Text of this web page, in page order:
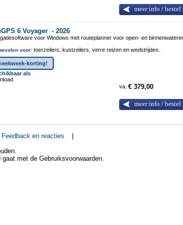
meer info / bestel
6 Voyager -2026
voor Windows met routeplanner voor open- en
voor: toerzeilers, kustzeilers, verre reizen en wedstrijden.
korting!
als
va.€ 379,00
meer info / bestel
Feedback en reacties
met de Gebruiksvoorwaarden.